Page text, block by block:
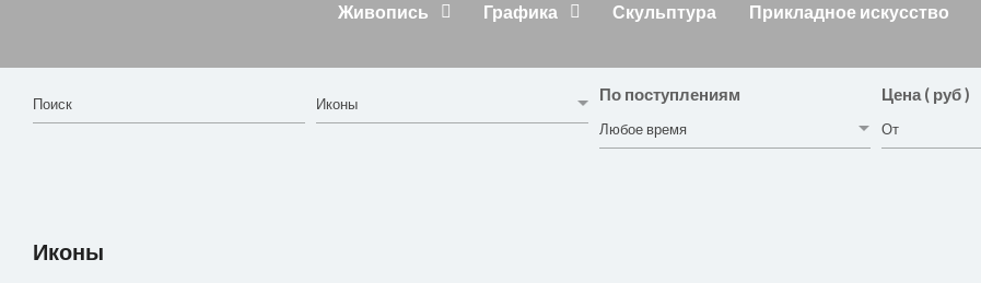
Живопись Графика Скульптура Прикладное искусство
По поступлениям Цена ( руб )
Иконы